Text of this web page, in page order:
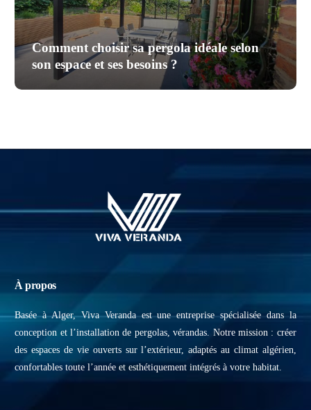
Comment choisir sa pergola idéale selon
son espace et ses besoins ?
À propos
Basée à Alger, Viva Veranda est une entreprise spécialisée dans la
conception et l’installation de pergolas, vérandas. Notre mission : créer
des espaces de vie ouverts sur l’extérieur, adaptés au climat algérien,
confortables toute l’année et esthétiquement intégrés à votre habitat.